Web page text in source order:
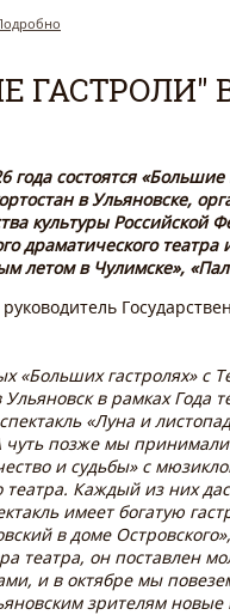
ГАСТРОЛИ"
состоятся «Большие
в Ульяновске,
культуры Российской
драматического
летом в Чулимске»,
«Больших гастролях» с
в рамках Года
«Луна и
позже мы принимали
и судьбы» с
театра. Каждый из них
имеет богатую
в доме
театра, он поставлен
и в октябре мы
зрителям